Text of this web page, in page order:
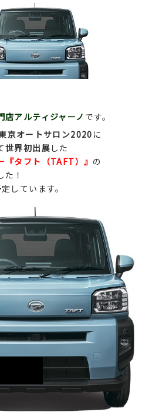
アルティジャーノ です。
京オートサロン2020 に
世界初出展 した
タフト（TAFT）』 の
！
しています。